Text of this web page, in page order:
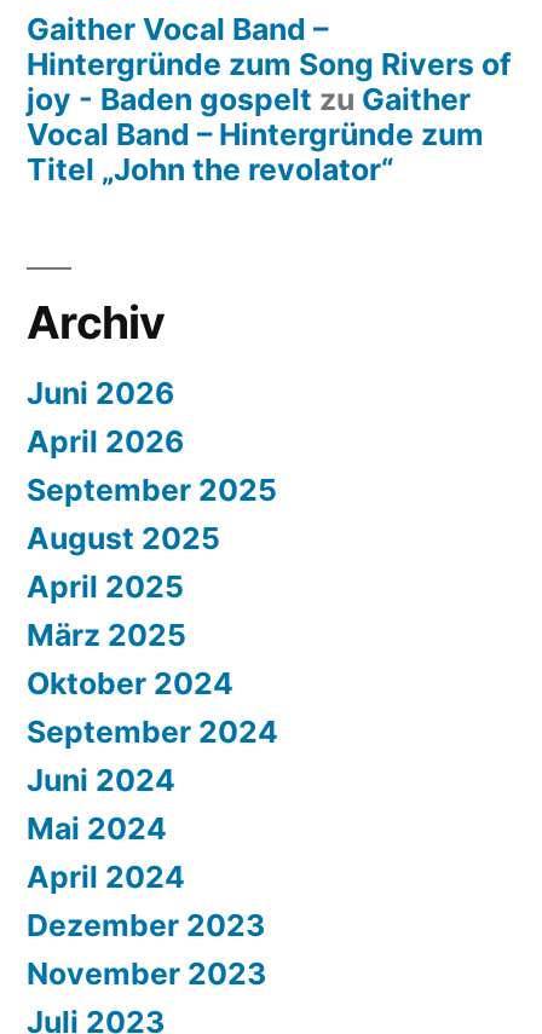
Gaither Vocal Band –
Hintergründe zum Song Rivers of
joy - Baden gospelt zu Gaither
Vocal Band – Hintergründe zum
Titel „John the revolator“
Archiv
Juni 2026
April 2026
September 2025
August 2025
April 2025
März 2025
Oktober 2024
September 2024
Juni 2024
Mai 2024
April 2024
Dezember 2023
November 2023
Juli 2023